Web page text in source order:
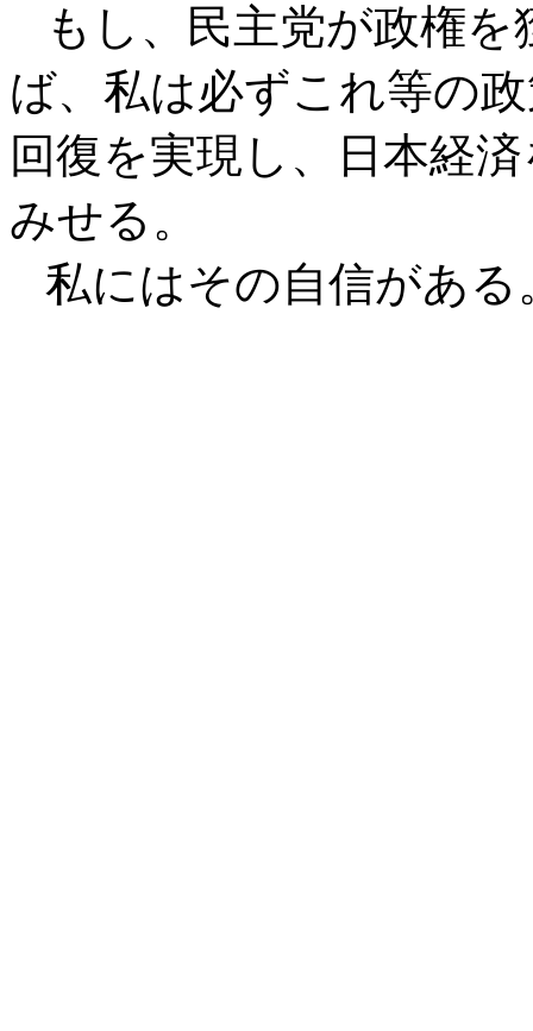
もし、民主党が政権を
ば、私は必ずこれ等の
回復を実現し、日本経
みせる。
私にはその自信がある